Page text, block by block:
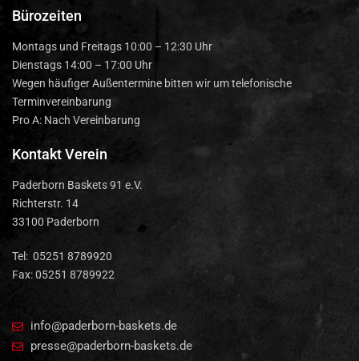
Bürozeiten
Montags und Freitags 10:00 – 12:30 Uhr
Dienstags 14:00 – 17:00 Uhr
Wegen häufiger Außentermine bitten wir um telefonische
Terminvereinbarung
Pro A: Nach Vereinbarung
Kontakt Verein
Paderborn Baskets 91 e.V.
Richterstr. 14
33100 Paderborn
Tel: 05251 8789920
Fax: 05251 8789922
info@paderborn-baskets.de
presse@paderborn-baskets.de